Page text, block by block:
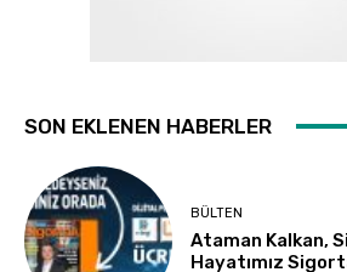
SON EKLENEN HABERLER
BÜLTEN
Ataman Kalkan,
Hayatımız